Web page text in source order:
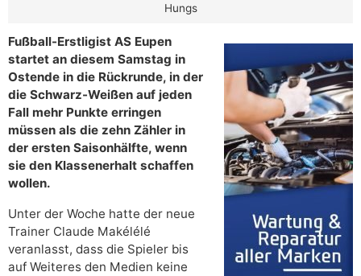
Hungs
Fußball-Erstligist AS Eupen
startet an diesem Samstag in
Ostende in die Rückrunde, in der
die Schwarz-Weißen auf jeden
Fall mehr Punkte erringen
müssen als die zehn Zähler in
der ersten Saisonhälfte, wenn
sie den Klassenerhalt schaffen
wollen.
Unter der Woche hatte der neue
Trainer Claude Makélélé
veranlasst, dass die Spieler bis
auf Weiteres den Medien keine